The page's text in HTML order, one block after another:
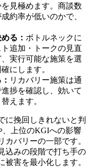
見極めます。商談数
約率が低いのかで、
る： ボトルネックに
追加・トークの見直
実行可能な施策を選
にします。
リカバリー施策は通
捗を確認し、効いて
えます。
に挽回しきれないと判
、上位のKGIへの影響
カバリーの一部です。
込みの段階で打ち手の
害を最小化します。